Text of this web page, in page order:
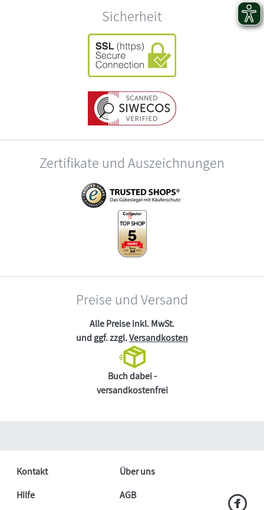
Sicherheit
Zertifikate und Auszeichnungen
Preise und Versand
Alle Preise inkl. MwSt.
und ggf. zzgl.Versandkosten
Buch dabei -
versandkostenfrei
Kontakt
Über uns
Hilfe
AGB